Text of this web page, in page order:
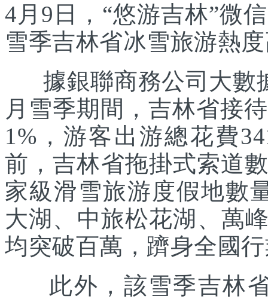
4月9日，“悠游吉林”微
雪季吉林省冰雪旅游熱
據銀聯商務公司大數
月雪季期間，吉林省接
1%，游客出游總花費
前，吉林省拖掛式索道
家級滑雪旅游度假地數
大湖、中旅松花湖、萬
均突破百萬，躋身全國
此外，該雪季吉林省